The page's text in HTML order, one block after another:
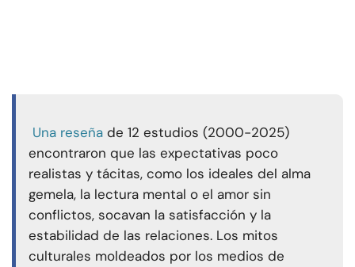
Una reseña de 12 estudios (2000-2025)
encontraron que las expectativas poco
realistas y tácitas, como los ideales del alma
gemela, la lectura mental o el amor sin
conflictos, socavan la satisfacción y la
estabilidad de las relaciones. Los mitos
culturales moldeados por los medios de